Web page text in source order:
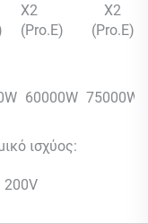
X2
(Pro.E)
X2
(Pro.E)
60000W 75000W
ισχύος:
200V